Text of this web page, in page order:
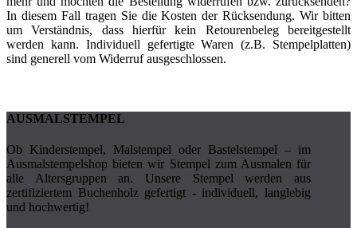
In diesem Fall tragen Sie die Kosten der Rücksendung. Wir bitten
um Verständnis, dass hierfür kein Retourenbeleg bereitgestellt
werden kann. Individuell gefertigte Waren (z.B. Stempelplatten)
sind generell vom Widerruf ausgeschlossen.
AUSMALSTEMPEL
Ob Kinderstempel, Malstempel oder Bastelstempel – im
Ausmalstempelshop bieten wir Stempel zum Ausmalen für
alle Altersgruppen an. Unsere Stempel werden aus
zertifiziertem Buchenholz gefertigt - individuell, langlebig
und hochwertig!